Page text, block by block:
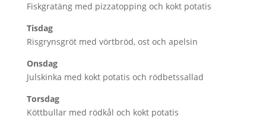
Fiskgratäng med pizzatopping och kokt potatis
Tisdag
Risgrynsgröt med vörtbröd, ost och apelsin
Onsdag
Julskinka med kokt potatis och rödbetssallad
Torsdag
Köttbullar med rödkål och kokt potatis